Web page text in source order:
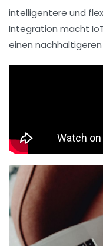
intelligentere und
Integration macht
einen